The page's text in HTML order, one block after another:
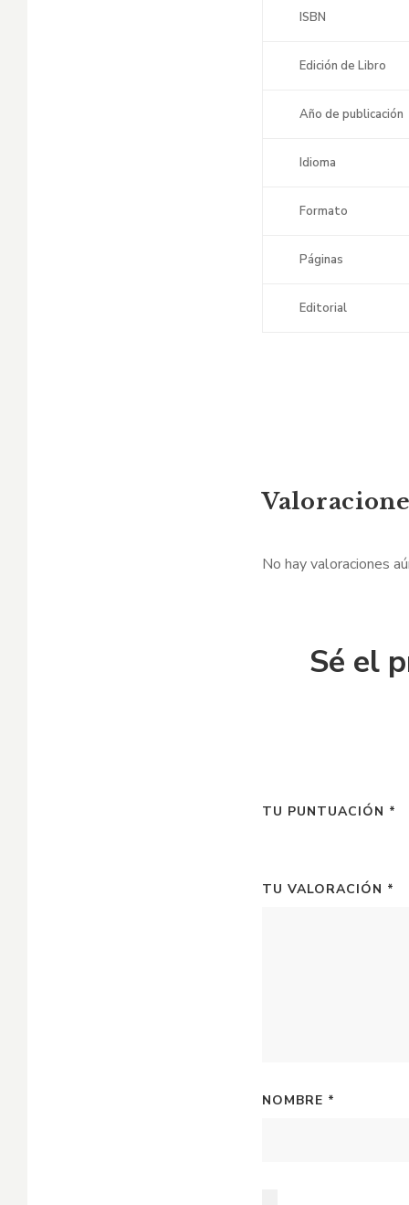
ISBN
Edición de Libro
Año de publicación
Idioma
Formato
Páginas
Editorial
No hay valoraciones
Sé el
TU PUNTUACIÓN *
TU VALORACIÓN *
NOMBRE *